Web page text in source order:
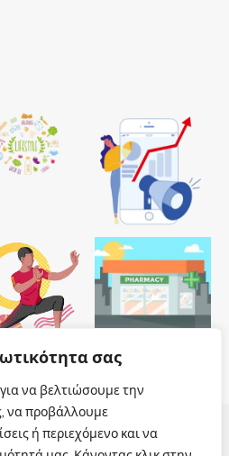
σας
να βελτιώσουμε την
να προβάλλουμε
ή περιεχόμενο και να
Designed byDailypharmanews